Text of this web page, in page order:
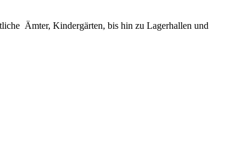
Ämter, Kindergärten, bis hin zu Lagerhallen und